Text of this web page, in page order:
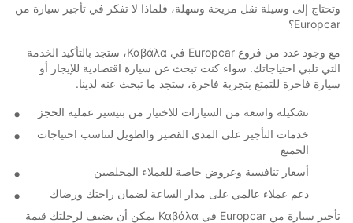
وتحتاج إلى وسيلة نقل مريحة وسهلة، فلماذا لا تفكر في تأجير سيارة من
Europcar؟
مع وجود عدد من فروع Europcar في Καβάλα، ستجد بالتأكيد الخدمة
التي تلبي احتياجاتك. سواء كنت تبحث عن سيارة اقتصادية للإيجار أو
سيارة فاخرة للتمتع بتجربة فاخرة، ستجد ما تبحث عنه لدينا.
تشكيلة واسعة من السيارات للاختيار من بتيسير عملية الحجز
خدمات التأجير على المدى القصير والطويل لتناسب احتياجات
الجميع
أسعار تنافسية وعروض خاصة للعملاء المخلصين
دعم عملاء عالمي على مدار الساعة لضمان راحتك ورضاك
تأجير سيارة من Europcar في Καβάλα يمكن أن يضيف لرحلتك قيمة